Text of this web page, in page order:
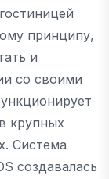
принципу,
и
со своими
крупных
Система
создавалась